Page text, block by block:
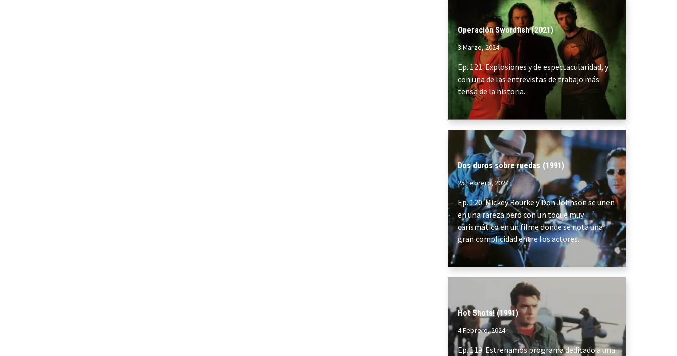
Operación Swordfish (2021)
3 Marzo, 2024
Ep. 121. Explosiones y de espectacularidad, y
con una de las entrevistas de trabajo más
tensa de la historia.
Dos duros sobre ruedas (1991)
25 Febrero, 2024
Ep. 120. Mickey Rourke y Don Johnson se unen
en una rareza pero con un toque muy
carismático en un filme donde se nota una
gran complicidad entre los actores.
Hot Shots! (1991)
4 Febrero, 2024
Ep. 119. Estrenamos programa dedicado a una